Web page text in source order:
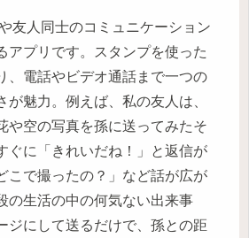
友人同士のコミュニケーション
アプリです。スタンプを使った
、電話やビデオ通話まで一つの
が魅力。例えば、私の友人は、
や空の写真を孫に送ってみたそ
ぐに「きれいだね！」と返信が
こで撮ったの？」など話が広が
の生活の中の何気ない出来事
ジにして送るだけで、孫との距